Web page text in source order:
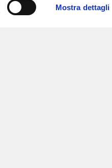
Mostra dettagli